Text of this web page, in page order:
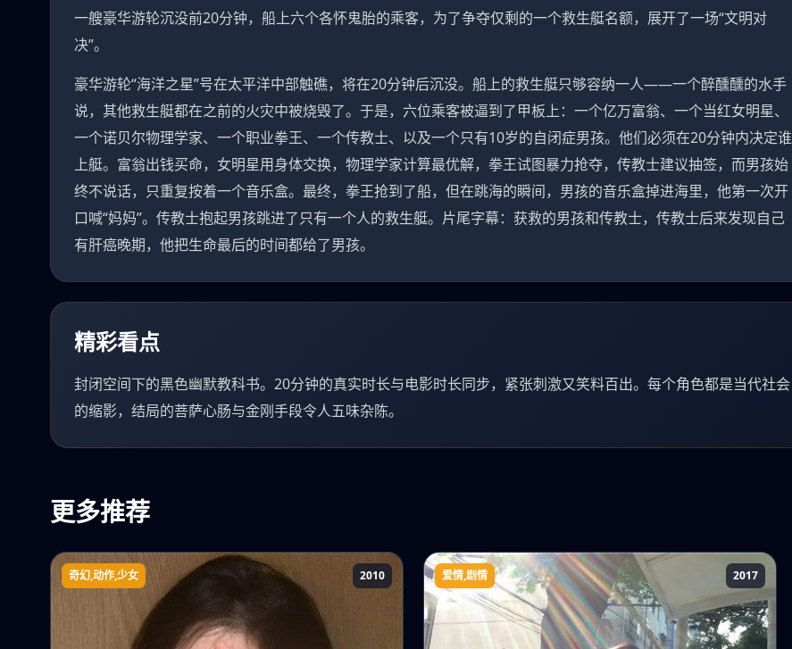
一艘豪华游轮沉没前20分钟，船上六个各怀鬼胎的乘客，为了争夺仅剩的一个救生艇名额，展开了一场“文明对
决”。
豪华游轮“海洋之星”号在太平洋中部触礁，将在20分钟后沉没。船上的救生艇只够容纳一人——一个醉醺醺的水手
说，其他救生艇都在之前的火灾中被烧毁了。于是，六位乘客被逼到了甲板上：一个亿万富翁、一个当红女明星、
一个诺贝尔物理学家、一个职业拳王、一个传教士、以及一个只有10岁的自闭症男孩。他们必须在20分钟内决定谁
上艇。富翁出钱买命，女明星用身体交换，物理学家计算最优解，拳王试图暴力抢夺，传教士建议抽签，而男孩始
终不说话，只重复按着一个音乐盒。最终，拳王抢到了船，但在跳海的瞬间，男孩的音乐盒掉进海里，他第一次开
口喊“妈妈”。传教士抱起男孩跳进了只有一个人的救生艇。片尾字幕：获救的男孩和传教士，传教士后来发现自己
有肝癌晚期，他把生命最后的时间都给了男孩。
精彩看点
封闭空间下的黑色幽默教科书。20分钟的真实时长与电影时长同步，紧张刺激又笑料百出。每个角色都是当代社会
的缩影，结局的菩萨心肠与金刚手段令人五味杂陈。
更多推荐
舞-乙HiMEZwei
奇幻,动作,少女 2010 你和我
爱情,剧情 2017